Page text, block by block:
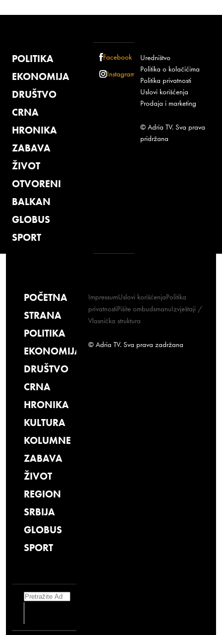
POLITIKA
EKONOMIJA
DRUŠTVO
CRNA
HRONIKA
ZABAVA
ŽIVOT
OTVORENI
BALKAN
GLOBUS
SPORT
Facebook
Instagram
Uredništvo
Politika o kolačićima
Politika privatnosti
Uslovi korišćenja
Prodaja i marketing
© Adria TV. Sva prava
pridržana
POČETNA
STRANA
POLITIKA
EKONOMIJA
DRUŠTVO
CRNA
HRONIKA
KULTURA
KOLUMNE
ZABAVA
ŽIVOT
REGION
SRBIJA
GLOBUS
SPORT
Search
ImpressumUslovi korišćenjaPolitika
privatnostiPišite ombudsmanuIzvještaji /
Vlasnička struktura
© Adria TV. Sva prava zadržana